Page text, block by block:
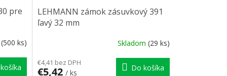
pre
(500 ks)
LEHMANN zámok zásuvkový 391
ľavý 32 mm
Skladom (29 ks)
€4,41 bez DPH
€5,42 / ks
Do košíka